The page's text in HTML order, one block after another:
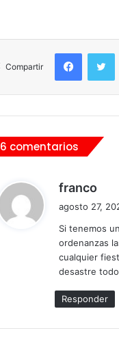
Compartir
6 comentarios
franco
i
e
:
agosto 27,
Si tenemos
ordenanzas
cualquier
desastre
Responder